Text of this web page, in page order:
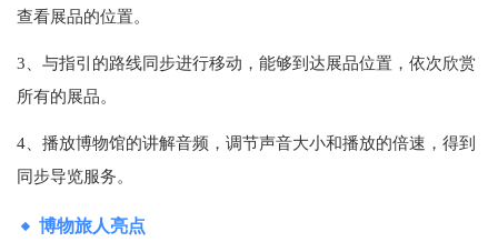
查看展品的位置。
3、与指引的路线同步进行移动，能够到达展品位置，依次欣赏
所有的展品。
4、播放博物馆的讲解音频，调节声音大小和播放的倍速，得到
同步导览服务。
博物旅人亮点